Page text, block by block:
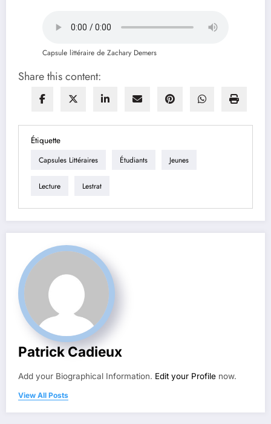
Capsule littéraire de Zachary Demers
Share this content:
Étiquette
Capsules Littéraires Étudiants Jeunes
Lecture Lestrat
Patrick Cadieux
Add your Biographical Information. Edit your Profile now.
View All Posts